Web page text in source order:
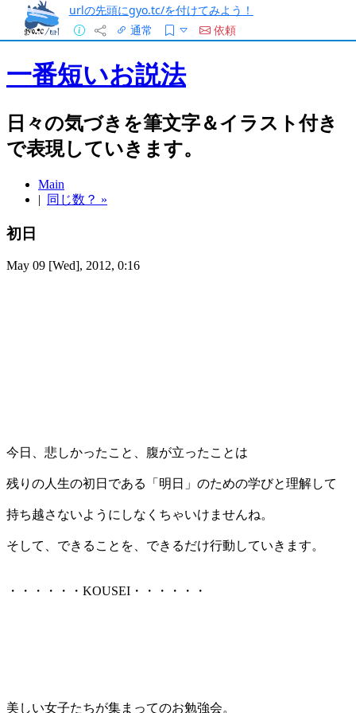
urlの先頭にgyo.tc/を付けてみよう！
通常
依頼